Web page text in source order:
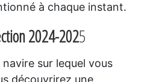
à chaque instant.
2024-2025
sur lequel vous
découvrirez une